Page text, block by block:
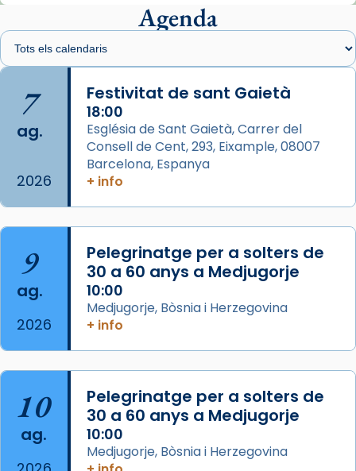
presidit aquest 27 de juliol la missa de Les
Santes de Mataró.
🔗
📸 J. Merino
Photo
View on Facebook · Share
Arquebisbat de Barcelona
1 week ago
missa d’acció de gràcies en agraïment al
comitè organitzador de la visita apostòlica
del Sant Pare Lleó XIV a Barcelona, i als
col·laboradors, a la Catedral de Barcelona.
Mons. David Abadías.
📸 Dr. G. Simón
Photo
Agenda
7
ag.
2026
Festivitat de sant Gaietà
18:00
Església de Sant Gaietà, Carrer del
Consell de Cent, 293, Eixample, 08007
Barcelona, Espanya
+ info
9
ag.
2026
Pelegrinatge per a solters de
30 a 60 anys a Medjugorje
10:00
Medjugorje, Bòsnia i Herzegovina
+ info
10
ag.
Pelegrinatge per a solters de
30 a 60 anys a Medjugorje
10:00
Medjugorje, Bòsnia i Herzegovina